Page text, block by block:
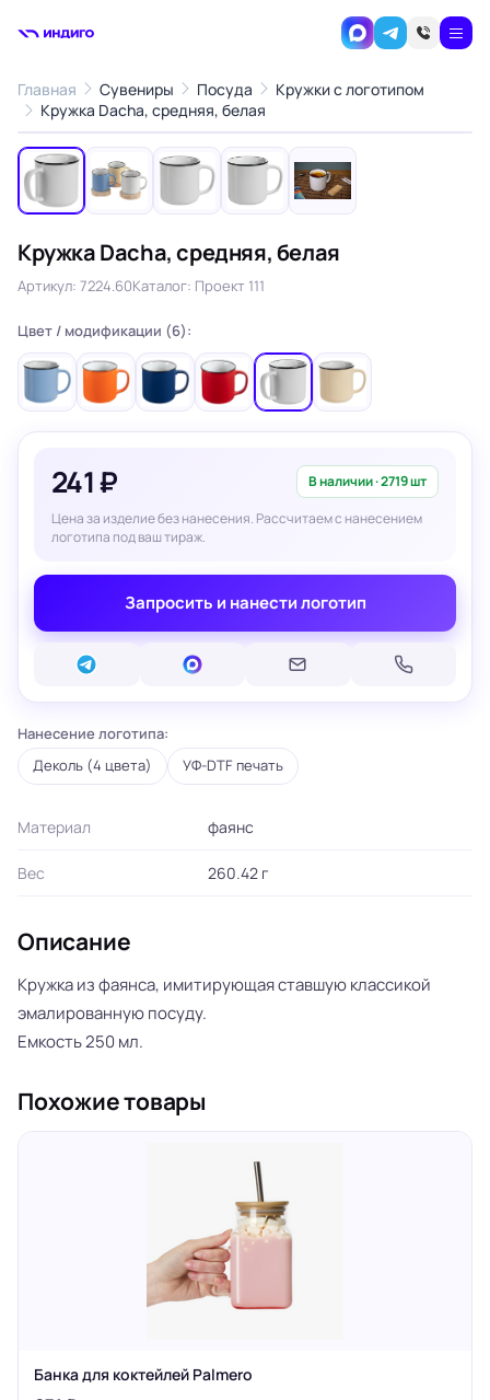
Главная Сувениры Посуда
Кружки с логотипом
Кружка Dacha, средняя, белая
‹ ›
Кружка Dacha, средняя, белая
Артикул: 7224.60Каталог: Проект 111
Цвет / модификации (6):
241 ₽ В наличии · 2719 шт
Цена за изделие без нанесения. Рассчитаем с нанесением
логотипа под ваш тираж.
Запросить и нанести логотип
Нанесение логотипа:
Деколь (4 цвета) УФ-DTF печать
Материал фаянс
Вес 260.42 г
Описание
Кружка из фаянса, имитирующая ставшую классикой
эмалированную посуду.
Емкость 250 мл.
Похожие товары
Банка для коктейлей Palmero